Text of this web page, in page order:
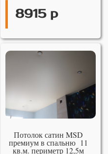
8915 р
Потолок сатин MSD
премиум в спальню 11
кв.м. периметр 12,5м